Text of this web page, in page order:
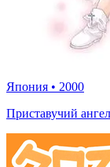
Япония • 2000
Приставучий ангел